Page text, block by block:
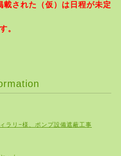
載された（仮）は日程が未定
。
ラリ−様、ポンプ設備遮蔽工事